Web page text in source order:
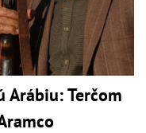
Arábiu: Terčom